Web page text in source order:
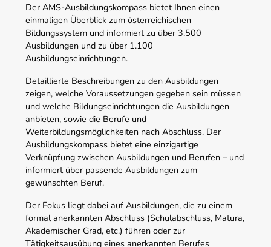
Der AMS-Ausbildungskompass bietet Ihnen einen
einmaligen Überblick zum österreichischen
Bildungssystem und informiert zu über 3.500
Ausbildungen und zu über 1.100
Ausbildungseinrichtungen.
Detaillierte Beschreibungen zu den Ausbildungen
zeigen, welche Voraussetzungen gegeben sein müssen
und welche Bildungseinrichtungen die Ausbildungen
anbieten, sowie die Berufe und
Weiterbildungsmöglichkeiten nach Abschluss. Der
Ausbildungskompass bietet eine einzigartige
Verknüpfung zwischen Ausbildungen und Berufen – und
informiert über passende Ausbildungen zum
gewünschten Beruf.
Der Fokus liegt dabei auf Ausbildungen, die zu einem
formal anerkannten Abschluss (Schulabschluss, Matura,
Akademischer Grad, etc.) führen oder zur
Tätigkeitsausübung eines anerkannten Berufes